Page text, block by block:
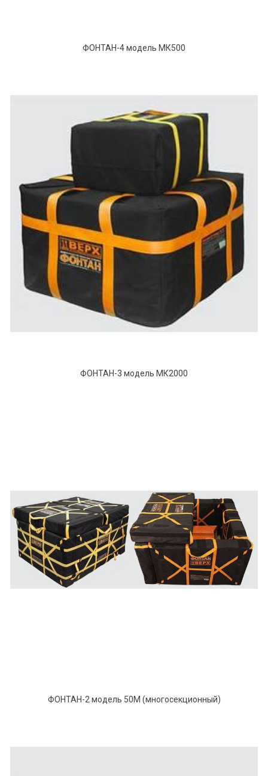
ФОНТАН-4 модель МК500
ФОНТАН-3 модель МК2000
ФОНТАН-2 модель 50М (многосекционный)